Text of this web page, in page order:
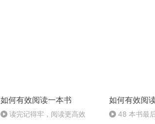
如何有效阅读一本书
读完记得牢，阅读更高效
如何有效阅
48 本书最